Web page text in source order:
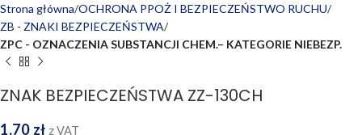
Strona główna OCHRONA PPOŻ I BEZPIECZEŃSTWO RUCHU
ZB - ZNAKI BEZPIECZEŃSTWA
ZPC - OZNACZENIA SUBSTANCJI CHEM.– KATEGORIE NIEBEZP.
ZNAK BEZPIECZEŃSTWA ZZ-130CH
1,70 zł z VAT